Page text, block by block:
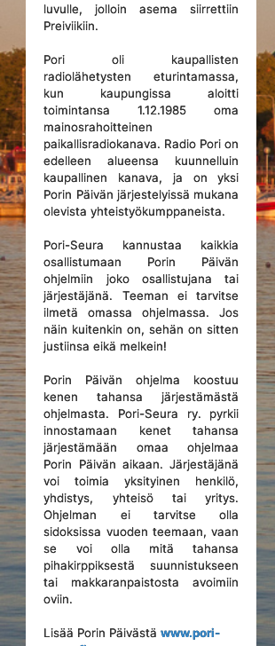
luvulle, jolloin asema siirrettiin
Preiviikiin.
Pori oli kaupallisten
radiolähetysten eturintamassa,
kun kaupungissa aloitti
toimintansa 1.12.1985 oma
mainosrahoitteinen
paikallisradiokanava. Radio Pori on
edelleen alueensa kuunnelluin
kaupallinen kanava, ja on yksi
Porin Päivän järjestelyissä mukana
olevista yhteistyökumppaneista.
Pori-Seura kannustaa kaikkia
osallistumaan Porin Päivän
ohjelmiin joko osallistujana tai
järjestäjänä. Teeman ei tarvitse
ilmetä omassa ohjelmassa. Jos
näin kuitenkin on, sehän on sitten
justiinsa eikä melkein!
Porin Päivän ohjelma koostuu
kenen tahansa järjestämästä
ohjelmasta. Pori-Seura ry. pyrkii
innostamaan kenet tahansa
järjestämään omaa ohjelmaa
Porin Päivän aikaan. Järjestäjänä
voi toimia yksityinen henkilö,
yhdistys, yhteisö tai yritys.
Ohjelman ei tarvitse olla
sidoksissa vuoden teemaan, vaan
se voi olla mitä tahansa
pihakirppiksestä suunnistukseen
tai makkaranpaistosta avoimiin
oviin.
Lisää Porin Päivästäwww.pori-